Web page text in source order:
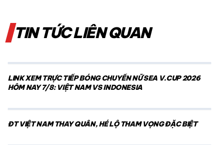
TIN TỨC LIÊN QUAN
LINK XEM TRỰC TIẾP BÓNG CHUYỀN NỮ SEA V.CUP 2026
HÔM NAY 7/8: VIỆT NAM VS INDONESIA
ĐT VIỆT NAM THAY QUÂN, HÉ LỘ THAM VỌNG ĐẶC BIỆT